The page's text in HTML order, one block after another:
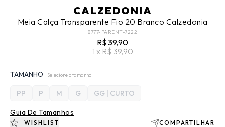
CALZEDONIA
Meia Calça Transparente Fio 20 Branco Calzedonia
8777-PARENT-7222
R$ 39,90
1 x R$ 39,90
TAMANHO Selecione o tamanho
PP P M G GG | CURTO
WISHLIST COMPARTILHAR
Guia De Tamanhos